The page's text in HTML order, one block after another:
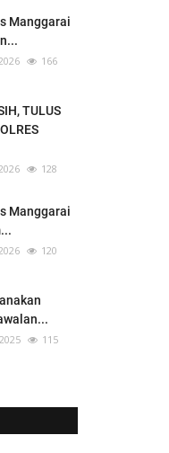
Manggarai
166
TULUS
128
Manggarai
120
115